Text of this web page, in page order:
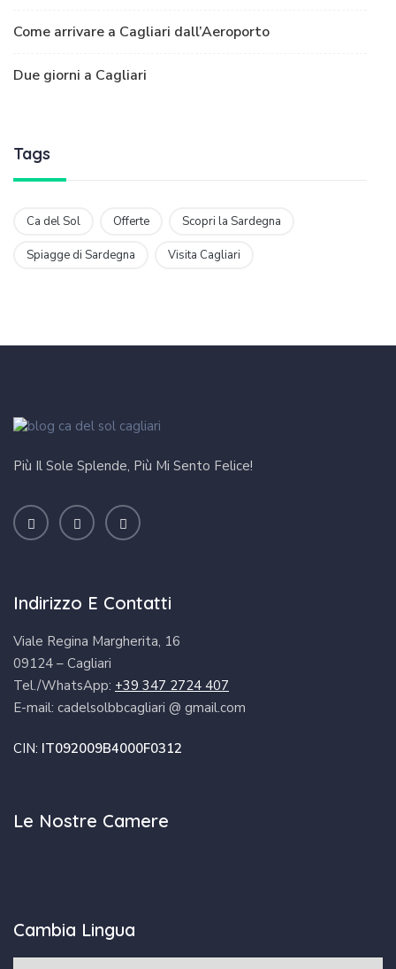
Come arrivare a Cagliari dall’Aeroporto
Due giorni a Cagliari
Tags
Ca del Sol Offerte Scopri la Sardegna
Spiagge di Sardegna Visita Cagliari
Più Il Sole Splende, Più Mi Sento Felice!
Indirizzo E Contatti
Viale Regina Margherita, 16
09124 – Cagliari
Tel./WhatsApp: +39 347 2724 407
E-mail: cadelsolbbcagliari @ gmail.com
CIN: IT092009B4000F0312
Le Nostre Camere
Cambia Lingua